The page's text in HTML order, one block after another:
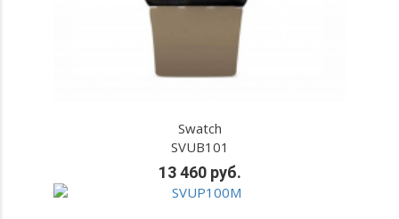
Swatch
SVUB101
13 460 руб.